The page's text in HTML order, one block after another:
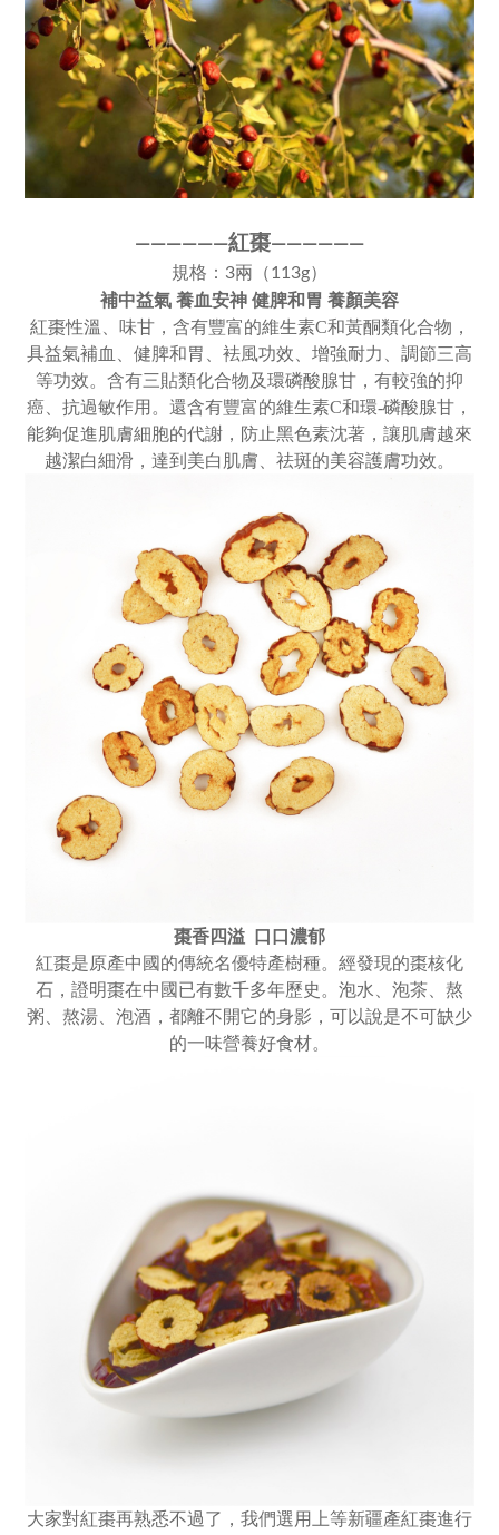
——————紅棗——————
規格：3兩（113g）
補中益氣 養血安神 健脾和胃 養顏美容
紅棗性溫、味甘，含有豐富的維生素C和黃酮類化合物，
具益氣補血、健脾和胃、袪風功效、增強耐力、調節三高
等功效。含有三貼類化合物及環磷酸腺甘，有較強的抑
癌、抗過敏作用。 還含有豐富的維生素C和環-磷酸腺甘，
能夠促進肌膚細胞的代謝，防止黑色素沈著，讓肌膚越來
越潔白細滑，達到美白肌膚、祛斑的美容護膚功效。
棗香四溢 口口濃郁
紅棗是原產中國的傳統名優特產樹種。經發現的棗核化
石，證明棗在中國已有數千多年歷史。泡水、泡茶、熬
粥、熬湯、泡酒，都離不開它的身影，可以說是不可缺少
的一味營養好食材。
大家對紅棗再熟悉不過了，我們選用上等新疆產紅棗進行